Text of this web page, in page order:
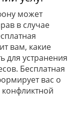
может
в случае
вам, какие
для устранения
Бесплатная
вас о